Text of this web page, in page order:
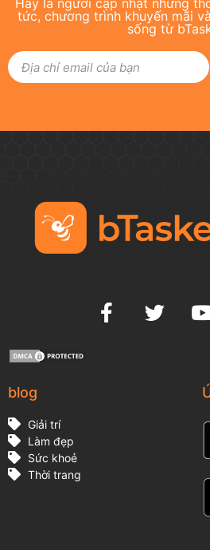
Hãy là người cập nhật những
tức, chương trình khuyến mãi
sống từ
blog
Giải trí
Làm đẹp
Sức khoẻ
Thời trang